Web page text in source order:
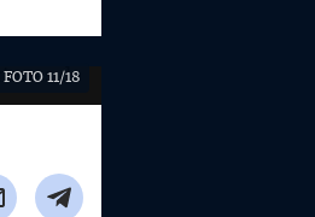
FOTO 11/18